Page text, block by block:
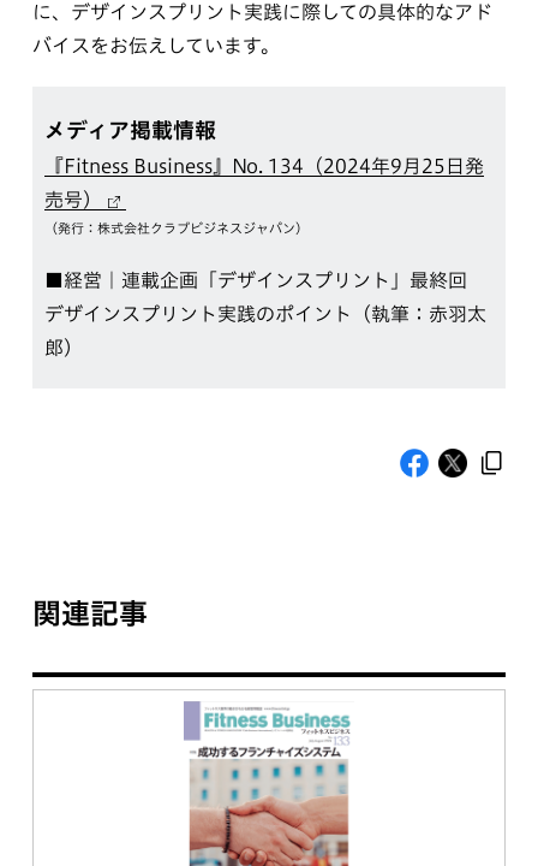
に、デザインスプリント実践に際しての具体的なアド
バイスをお伝えしています。
メディア掲載情報
『Fitness Business』No. 134（2024年9月25日発
売号）
（発行：株式会社クラブビジネスジャパン）
■経営｜連載企画「デザインスプリント」最終回
デザインスプリント実践のポイント（執筆：赤羽太
郎）
関連記事